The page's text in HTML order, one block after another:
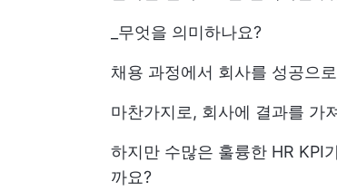
_무엇을 의미하나요?
채용 과정에서 회사를 성공으
마찬가지로, 회사에 결과를 가
하지만 수많은 훌륭한 HR KPI
까요?